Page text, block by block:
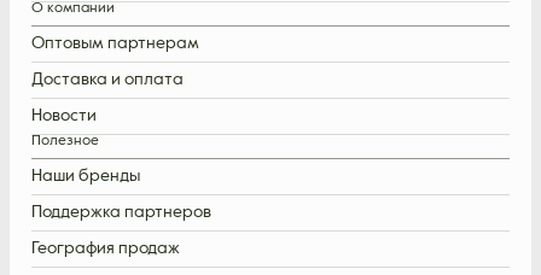
О компании
Оптовым партнерам
Доставка и оплата
Новости
Полезное
Наши бренды
Поддержка партнеров
География продаж